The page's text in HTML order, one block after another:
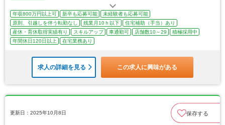
年収800万円以上可 新卒も応募可能
未経験者も応募可能
原則、引越しを伴う転勤なし
残業月10ｈ以下
住宅補助（手当）あり
産休・育休取得実績有り
スキルアップ 車通勤可 店舗数10～29
積極採用中
年間休日120日以上
在宅業務あり
求人の詳細を見る この求人に興味がある
更新日：2025年10月8日 保存する